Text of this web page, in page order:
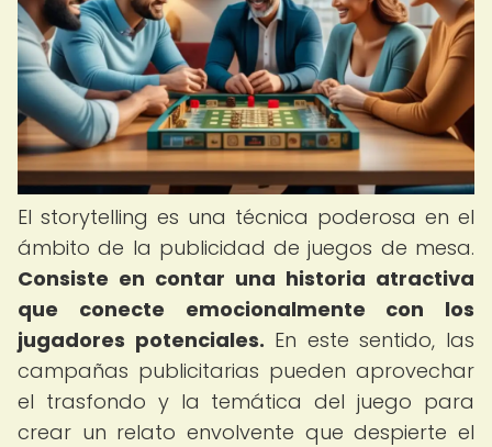
El storytelling es una técnica poderosa en el
ámbito de la publicidad de juegos de mesa.
Consiste en contar una historia atractiva
que conecte emocionalmente con los
jugadores potenciales. En este sentido, las
campañas publicitarias pueden aprovechar
el trasfondo y la temática del juego para
crear un relato envolvente que despierte el